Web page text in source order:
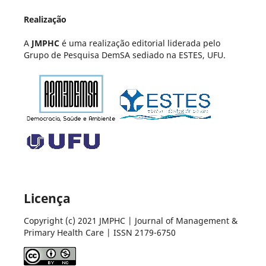
Realização
A JMPHCé uma realização editorial liderada pelo
Grupo de Pesquisa DemSA sediado na ESTES, UFU.
Licença
Copyright (c) 2021 JMPHC | Journal of Management &
Primary Health Care | ISSN 2179-6750